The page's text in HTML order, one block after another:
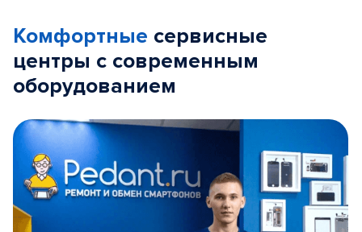
Комфортные сервисные
центры с современным
оборудованием